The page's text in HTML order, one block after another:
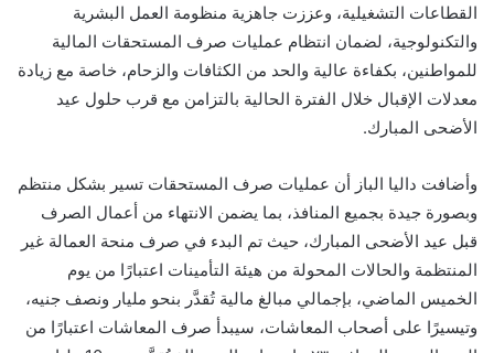
القطاعات التشغيلية، وعززت جاهزية منظومة العمل البشرية
والتكنولوجية، لضمان انتظام عمليات صرف المستحقات المالية
للمواطنين، بكفاءة عالية والحد من الكثافات والزحام، خاصة مع زيادة
معدلات الإقبال خلال الفترة الحالية بالتزامن مع قرب حلول عيد
الأضحى المبارك.
وأضافت داليا الباز أن عمليات صرف المستحقات تسير بشكل منتظم
وبصورة جيدة بجميع المنافذ، بما يضمن الانتهاء من أعمال الصرف
قبل عيد الأضحى المبارك، حيث تم البدء في صرف منحة العمالة غير
المنتظمة والحالات المحولة من هيئة التأمينات اعتبارًا من يوم
الخميس الماضي، بإجمالي مبالغ مالية تُقدَّر بنحو مليار ونصف جنيه،
وتيسيرًا على أصحاب المعاشات، سيبدأ صرف المعاشات اعتبارًا من